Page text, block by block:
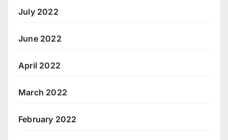
July 2022
June 2022
April 2022
March 2022
February 2022